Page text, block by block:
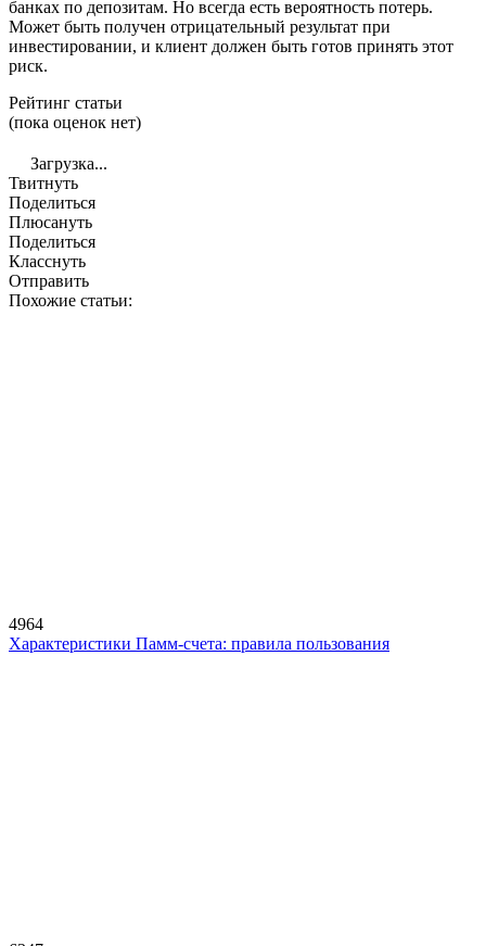
банках по депозитам. Но всегда есть вероятность потерь.
Может быть получен отрицательный результат при
инвестировании, и клиент должен быть готов принять этот
риск.
Рейтинг статьи
(пока оценок нет)
Загрузка...
Твитнуть
Поделиться
Плюсануть
Поделиться
Класснуть
Отправить
Похожие статьи:
4964
Характеристики Памм-счета: правила пользования